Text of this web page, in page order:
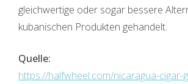
gleichwertige oder sogar bessere
kubanischen Produkten gehandelt.
Quelle:
https://halfwheel.com/nicaragua-cigar-